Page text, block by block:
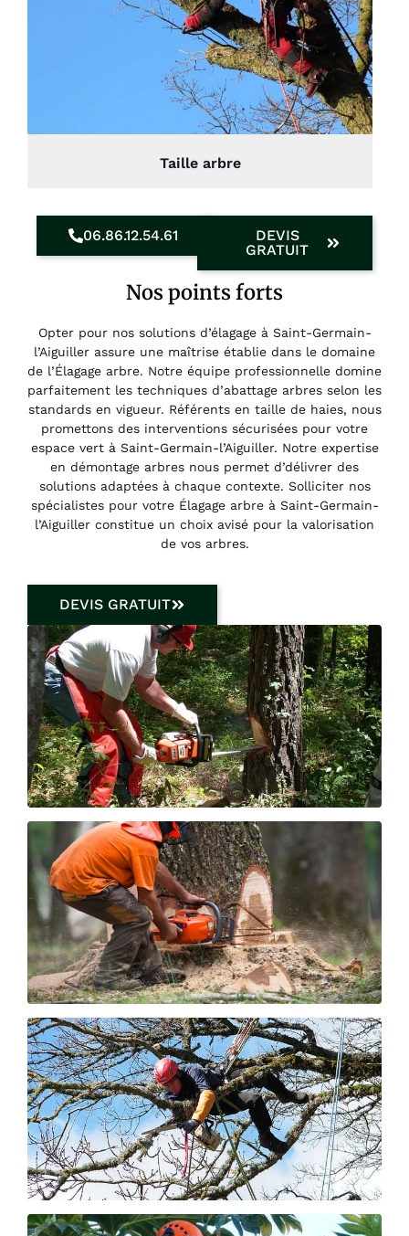
Taille arbre
06.86.12.54.61
DEVIS
GRATUIT
Nos points forts
Opter pour nos solutions d’élagage à Saint-Germain-
l’Aiguiller assure une maîtrise établie dans le domaine
de l’Élagage arbre. Notre équipe professionnelle domine
parfaitement les techniques d’abattage arbres selon les
standards en vigueur. Référents en taille de haies, nous
promettons des interventions sécurisées pour votre
espace vert à Saint-Germain-l’Aiguiller. Notre expertise
en démontage arbres nous permet d’délivrer des
solutions adaptées à chaque contexte. Solliciter nos
spécialistes pour votre Élagage arbre à Saint-Germain-
l’Aiguiller constitue un choix avisé pour la valorisation
de vos arbres.
DEVIS GRATUIT